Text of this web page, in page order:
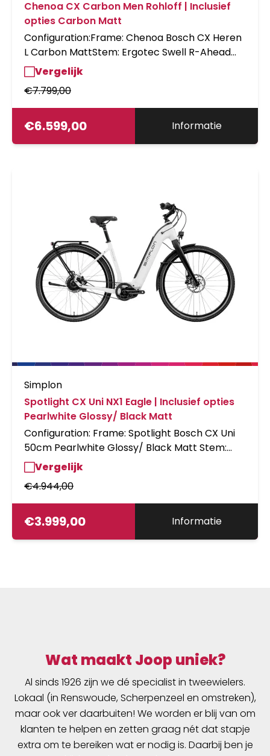
Chenoa CX Carbon Men Rohloff | Inclusief
opties Carbon Matt
Configuration:Frame: Chenoa Bosch CX Heren
L Carbon MattStem: Ergotec Swell R-Ahead
VorbauSpacers: 40mm Spacer Stemcover
AcrosShiftcomponents: Rohloff
R14;mechanisch;Riemen;CHP-BES3Brakes:
MT4;PM7;PM7;180/180;CL/4H;RODisplay: BES3
Kiox 300Chain guard: RiemenSch.A08-50T-
Vergelijk
€7.799,00
€6.599,00 Informatie
Simplon
Spotlight CX Uni NX1 Eagle | Inclusief opties
Pearlwhite Glossy/ Black Matt
Configuration: Frame: Spotlight Bosch CX Uni
50cm Pearlwhite Glossy/ Black Matt Stem:
English Option Description Spacers: 40mm
Spacers Alloy Display: Display Bosch Nyon
(MY21) 31.8 handlebar Bike lock: Set Abus Shield
5950/PT Schliesskit Saddle: Sportourer GARDA
Gel Flow Woman
Vergelijk
€4.944,00
€3.999,00 Informatie
Wat maakt Joop uniek?
Al sinds 1926 zijn we dé specialist in tweewielers.
Lokaal (in Renswoude, Scherpenzeel en omstreken),
maar ook ver daarbuiten! We worden er blij van om
klanten te helpen en zetten graag nét dat stapje
extra om te bereiken wat er nodig is. Daarbij ben je